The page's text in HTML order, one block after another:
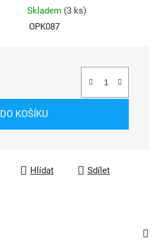
Skladem (3 ks)
OPK087
DO KOŠÍKU
Hlídat Sdílet